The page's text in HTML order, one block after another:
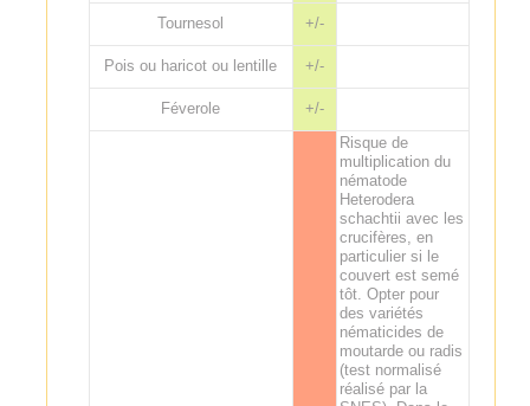
Tournesol
+/-
Pois ou haricot ou lentille +/-
Féverole +/-
Risque de
multiplication du
nématode
Heterodera
schachtii avec les
crucifères, en
particulier si le
couvert est semé
tôt. Opter pour
des variétés
nématicides de
moutarde ou radis
(test normalisé
réalisé par la